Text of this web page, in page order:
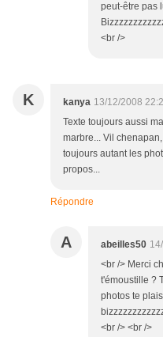
peut-être pas
<br />
K kanya 13/12/2008
Texte toujours aussi
marbre... Vil
toujours autant les
propos...
Répondre
A abeilles50
<br /> Merci
t'émoustille ?
photos te
<br /> <br />